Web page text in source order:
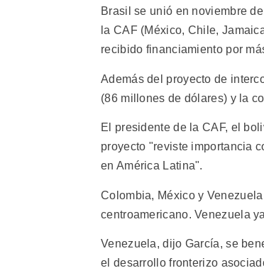
Brasil se unió en noviembre
la CAF (México, Chile,
recibido financiamiento por
Además del proyecto de
(86 millones de dólares) y la
El presidente de la CAF, el
proyecto "reviste importancia
en América Latina".
Colombia, México y
centroamericano. Venezuela
Venezuela, dijo García, se
el desarrollo fronterizo